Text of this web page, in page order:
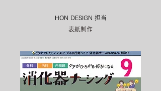
HON DESIGN​ 担当
表紙制作